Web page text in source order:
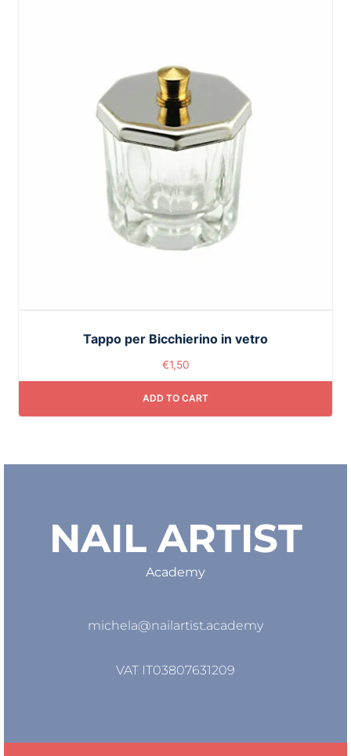
Tappo per Bicchierino in vetro
€1,50
ADD TO CART
NAIL ARTIST
Academy
michela@nailartist.academy
VAT IT03807631209